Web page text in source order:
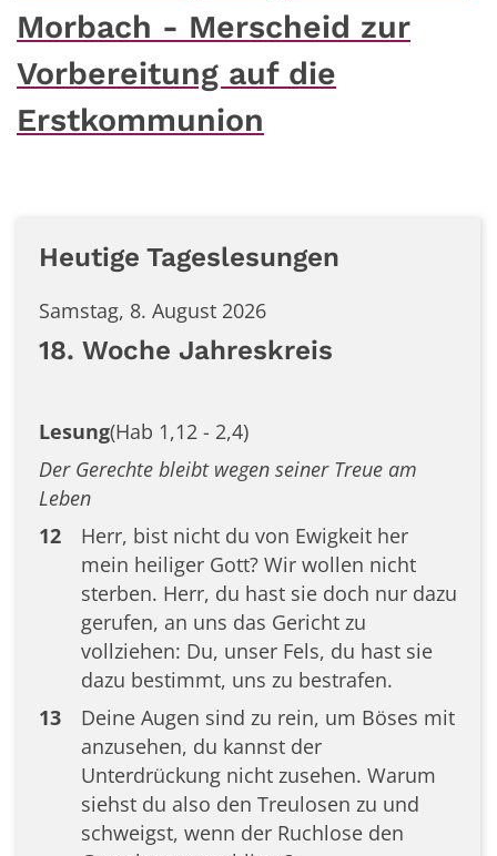
Morbach - Merscheid zur
Vorbereitung auf die
Erstkommunion
Heutige Tageslesungen
Samstag, 8. August 2026
18. Woche Jahreskreis
Lesung(Hab 1,12 - 2,4)
Der Gerechte bleibt wegen seiner Treue am
Leben
12
Herr, bist nicht du von Ewigkeit her
mein heiliger Gott? Wir wollen nicht
sterben. Herr, du hast sie doch nur dazu
gerufen, an uns das Gericht zu
vollziehen: Du, unser Fels, du hast sie
dazu bestimmt, uns zu bestrafen.
13
Deine Augen sind zu rein, um Böses mit
anzusehen, du kannst der
Unterdrückung nicht zusehen. Warum
siehst du also den Treulosen zu und
schweigst, wenn der Ruchlose den